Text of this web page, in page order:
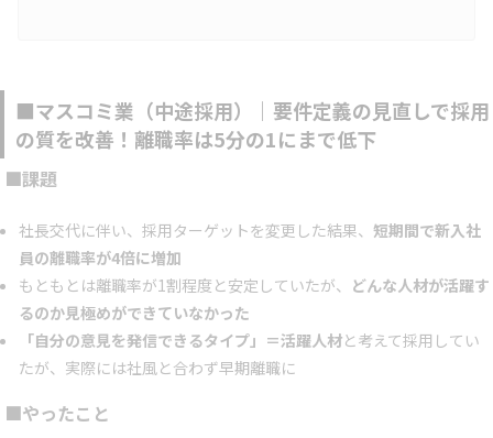
ルナインにご依頼いただき…
■マスコミ業（中途採用）｜要件定義の見直しで採用
の質を改善！離職率は5分の1にまで低下
■課題
社長交代に伴い、採用ターゲットを変更した結果、 短期間で新入社
員の離職率が4倍に増加
もともとは離職率が1割程度と安定していたが、 どんな人材が活躍す
るのか見極めができていなかった
「自分の意見を発信できるタイプ」＝活躍人材と考えて採用してい
たが、実際には社風と合わず早期離職に
■やったこと